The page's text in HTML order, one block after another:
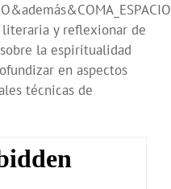
y reflexionar de
la espiritualidad
en aspectos
técnicas de